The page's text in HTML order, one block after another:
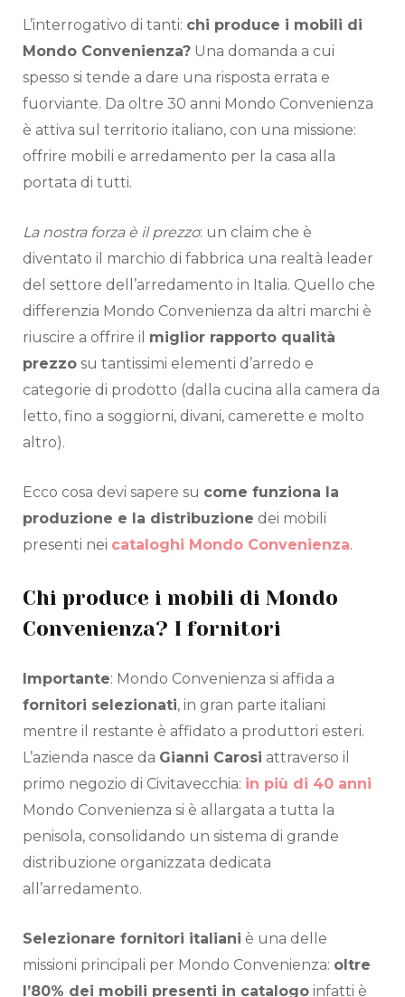
L’interrogativo di tanti: chi produce i mobili di
Mondo Convenienza? Una domanda a cui
spesso si tende a dare una risposta errata e
fuorviante. Da oltre 30 anni Mondo Convenienza
è attiva sul territorio italiano, con una missione:
offrire mobili e arredamento per la casa alla
portata di tutti.
La nostra forza è il prezzo: un claim che è
diventato il marchio di fabbrica una realtà leader
del settore dell’arredamento in Italia. Quello che
differenzia Mondo Convenienza da altri marchi è
riuscire a offrire il miglior rapporto qualità
prezzo su tantissimi elementi d’arredo e
categorie di prodotto (dalla cucina alla camera da
letto, fino a soggiorni, divani, camerette e molto
altro).
Ecco cosa devi sapere su come funziona la
produzione e la distribuzione dei mobili
presenti nei cataloghi Mondo Convenienza.
Chi produce i mobili di Mondo
Convenienza? I fornitori
Importante: Mondo Convenienza si affida a
fornitori selezionati, in gran parte italiani
mentre il restante è affidato a produttori esteri.
L’azienda nasce da Gianni Carosi attraverso il
primo negozio di Civitavecchia: in più di 40 anni
Mondo Convenienza si è allargata a tutta la
penisola, consolidando un sistema di grande
distribuzione organizzata dedicata
all’arredamento.
Selezionare fornitori italiani è una delle
missioni principali per Mondo Convenienza: oltre
l’80% dei mobili presenti in catalogo infatti è